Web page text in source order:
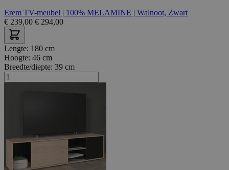
Erem TV-meubel | 100% MELAMINE | Walnoot, Zwart
€ 239,00 € 294,00
Lengte: 180 cm
Hoogte: 46 cm
Breedte/diepte: 39 cm